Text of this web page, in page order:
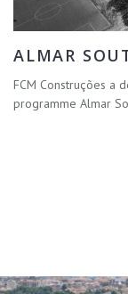
ALMAR
FCM Construções a
programme Almar